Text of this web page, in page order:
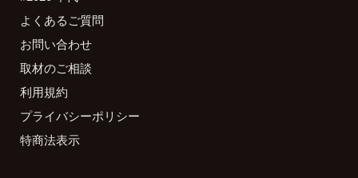
よくあるご質問
お問い合わせ
取材のご相談
利用規約
プライバシーポリシー
特商法表示